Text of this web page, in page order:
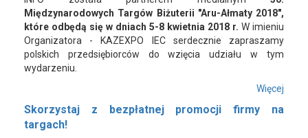
Międzynarodowych Targów Biżuterii "Aru-Ałmaty 2018",
które odbędą się w dniach 5-8 kwietnia 2018 r. W imieniu
Organizatora - KAZEXPO IEC serdecznie zapraszamy
polskich przedsiębiorców do wzięcia udziału w tym
wydarzeniu.
Więcej
Skorzystaj z bezpłatnej promocji firmy na
targach!